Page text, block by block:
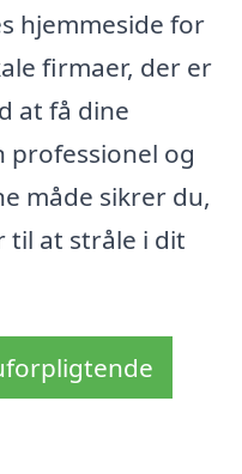
hjemmeside for
firmaer, der er
at få dine
og
måde sikrer du,
til at stråle i dit